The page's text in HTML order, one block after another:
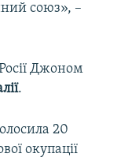
союз», –
Джоном
.
20
окупації